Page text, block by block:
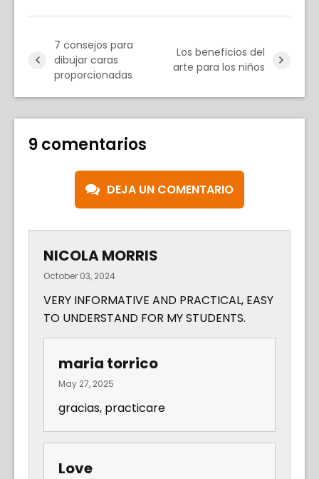
7 consejos para
dibujar caras
proporcionadas
Los beneficios del
arte para los niños
9 comentarios
DEJA UN COMENTARIO
NICOLA MORRIS
October 03, 2024
VERY INFORMATIVE AND PRACTICAL, EASY
TO UNDERSTAND FOR MY STUDENTS.
maria torrico
May 27, 2025
gracias, practicare
Love